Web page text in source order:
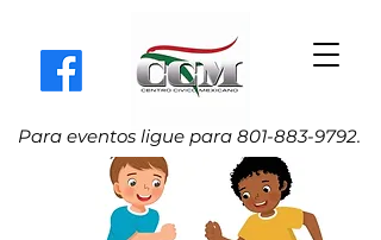
Para eventos ligue para 801-883-9792.